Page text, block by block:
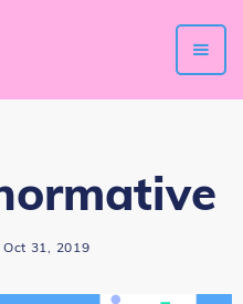
Oct 31, 2019